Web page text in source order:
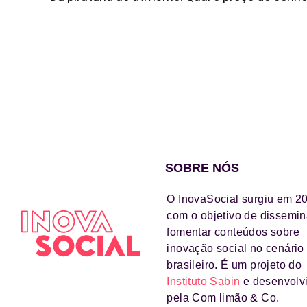
SOBRE NÓS
O InovaSocial surgiu em
com o objetivo de
fomentar conteúdos sobre
inovação social no cenário
brasileiro. É um projeto do
Instituto Sabin e
pela Com limão & Co.